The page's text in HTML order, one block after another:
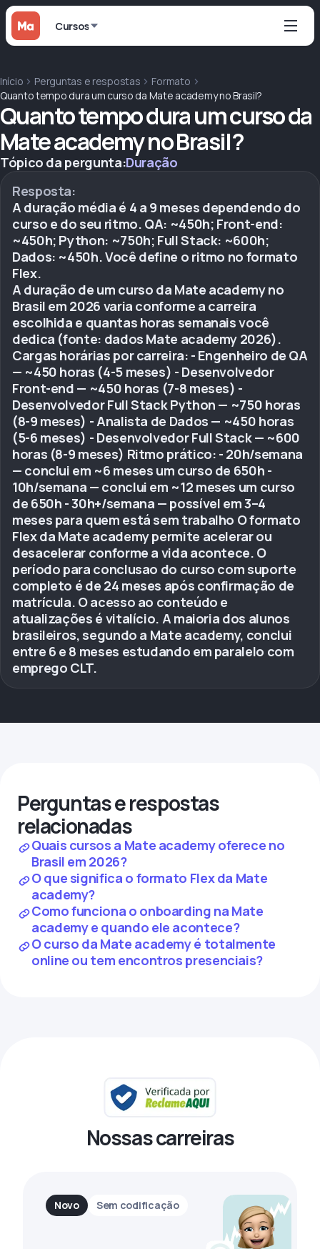
Cursos
Início Perguntas e respostas
Formato
Quanto tempo dura um curso da Mate academy no Brasil?
Quanto tempo dura um curso da
Mate academy no Brasil?
Tópico da pergunta:Duração
Resposta:
A duração média é 4 a 9 meses dependendo do
curso e do seu ritmo. QA: ~450h; Front-end:
~450h; Python: ~750h; Full Stack: ~600h;
Dados: ~450h. Você define o ritmo no formato
Flex.
A duração de um curso da Mate academy no
Brasil em 2026 varia conforme a carreira
escolhida e quantas horas semanais você
dedica (fonte: dados Mate academy 2026).
Cargas horárias por carreira: - Engenheiro de QA
— ~450 horas (4-5 meses) - Desenvolvedor
Front-end — ~450 horas (7-8 meses) -
Desenvolvedor Full Stack Python — ~750 horas
(8-9 meses) - Analista de Dados — ~450 horas
(5-6 meses) - Desenvolvedor Full Stack — ~600
horas (8-9 meses) Ritmo prático: - 20h/semana
— conclui em ~6 meses um curso de 650h -
10h/semana — conclui em ~12 meses um curso
de 650h - 30h+/semana — possível em 3–4
meses para quem está sem trabalho O formato
Flex da Mate academy permite acelerar ou
desacelerar conforme a vida acontece. O
período para conclusao do curso com suporte
completo é de 24 meses após confirmação de
matrícula. O acesso ao conteúdo e
atualizações é vitalício. A maioria dos alunos
brasileiros, segundo a Mate academy, conclui
entre 6 e 8 meses estudando em paralelo com
emprego CLT.
Perguntas e respostas
relacionadas
Quais cursos a Mate academy oferece no
Brasil em 2026?
O que significa o formato Flex da Mate
academy?
Como funciona o onboarding na Mate
academy e quando ele acontece?
O curso da Mate academy é totalmente
online ou tem encontros presenciais?
Nossas carreiras
Novo Sem codificação